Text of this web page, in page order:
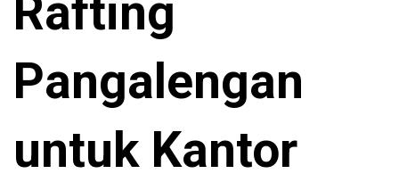
Rafting
Pangalengan
untuk Kantor